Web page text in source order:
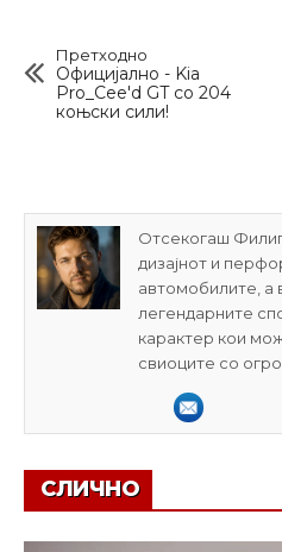
Претходно
Официјално - Kia
Pro_Cee'd GT со 204
коњски сили!
Отсекогаш
дизајнот и
автомобилите, а
легендарните
карактер кои
свиоците со
СЛИЧНО